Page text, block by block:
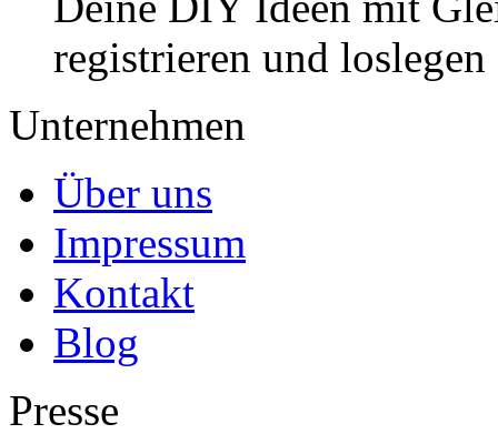
registrieren und loslegen
Unternehmen
Über uns
Impressum
Kontakt
Blog
Presse